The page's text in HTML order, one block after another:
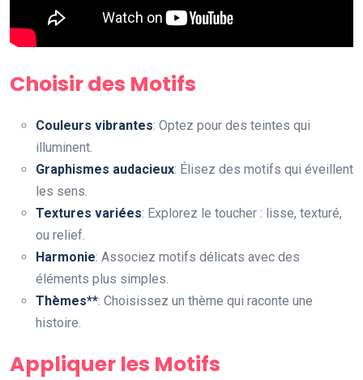
Choisir des Motifs
Couleurs vibrantes: Optez pour des teintes qui
illuminent.
Graphismes audacieux: Élisez des motifs qui éveillent
les sens.
Textures variées: Explorez le toucher : lisse, texturé,
ou relief.
Harmonie: Associez motifs délicats avec des
éléments plus simples.
Thèmes**: Choisissez un thème qui raconte une
histoire.
Appliquer les Motifs